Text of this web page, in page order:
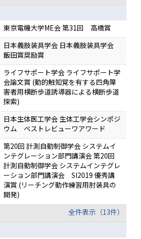
東京電機大学ME会 第31回 高橋賞
日本義肢装具学会 日本義肢装具学会
飯田賞奨励賞
ライフサポート学会 ライフサポート学
会論文賞 (動的触知覚を有する四角障
害者用横断歩道誘導器による横断歩道
探索)
日本生体医工学会 生体工学会シンポジ
ウム ベストレビューワアワード
第20回 計測自動制御学会 システムイ
ンテグレーション部門講演会 第20回
計測自動制御学会 システムインテグレ
ーション部門講演会 SI2019 優秀講
演賞 (リーチング動作練習用肘装具の
開発)
全件表示（13件）